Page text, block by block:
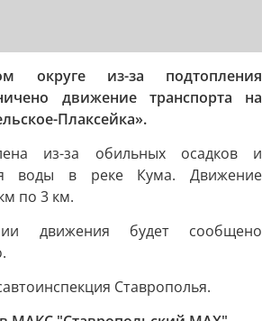
округе из-за подтопления
движение транспорта на
Плаксейка».
из-за обильных осадков и
воды в реке Кума. Движение
по 3 км.
движения будет сообщено
Ставрополья.